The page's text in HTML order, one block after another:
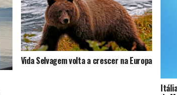
Vida Selvagem volta a crescer na Europa